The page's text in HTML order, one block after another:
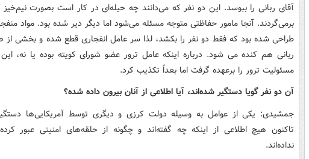
آقای ربانی را ببوسد. این دو نفر که می‌دانند چه حیله‌ای در کار است بصورت
برمی‌گردند. آنجا مامور حفاظتی متوجه مسئله می‌شود اما دیگر دیر شده بود. مواد
طراحی شده بود که فقط دو نفر را بکشد، لذا سر عامل انفجاری قطع شده و بخشی از
ربانی هم کنده می شود. درباره اینکه عامل ترور عضو شورای کویته بوده یا نه، این
مسئولیت ترور را برعهده گرفت اما بعداً تکذیب کرد.
آن دو نفر گویا دستگیر شده‌اند، آیا اطلاعی از آنان بیرون داده شده؟
جمشیدی: یکی از عوامل به وسیله دولت کرزی و دیگری توسط آمریکایی‌ها
تاکنون هیچ اطلاعی از اینکه چه گفته‌اند و چگونه از حلقه‌های امنیتی عبور
نداده‌اند.